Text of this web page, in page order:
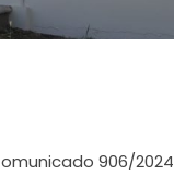
906/2024